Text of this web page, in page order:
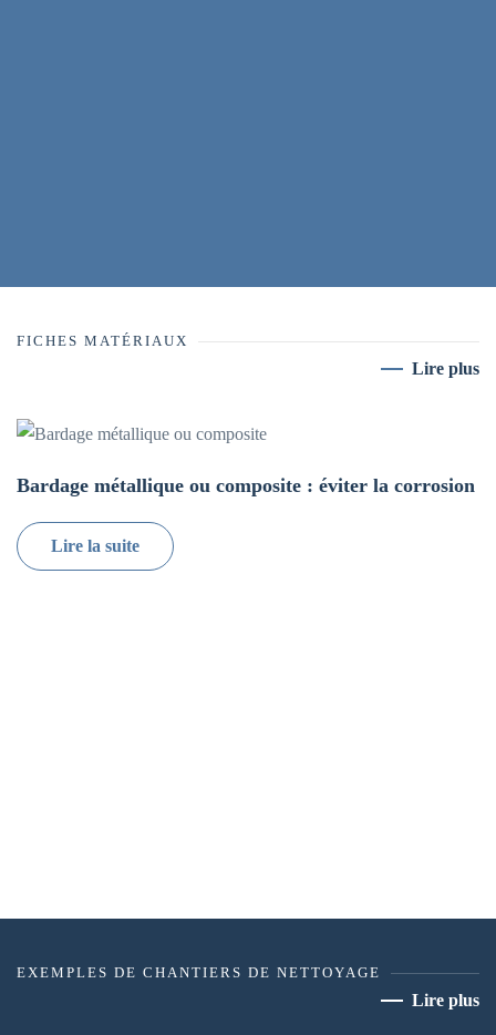
FICHES MATÉRIAUX
Lire plus
Bardage métallique ou composite : éviter la corrosion
Lire la suite
EXEMPLES DE CHANTIERS DE NETTOYAGE
Lire plus